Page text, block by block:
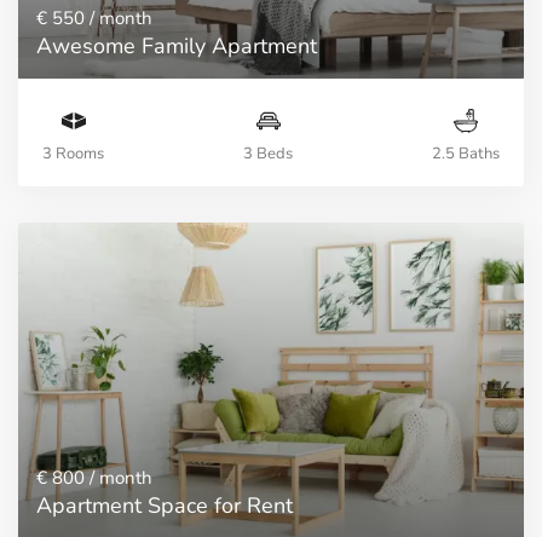
€ 550/ month
Awesome Family Apartment
3 Rooms 3 Beds 2.5 Baths
€ 800/ month
Apartment Space for Rent